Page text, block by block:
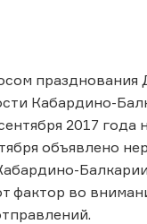
празднования
Кабардино-
2017 года
объявлено
фактор во